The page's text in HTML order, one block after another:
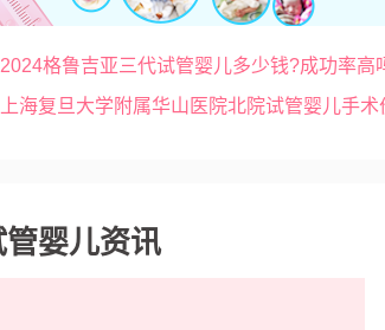
2024格鲁吉亚三代试管婴儿多少钱?成功率高
上海复旦大学附属华山医院北院试管婴儿手
婴儿资讯